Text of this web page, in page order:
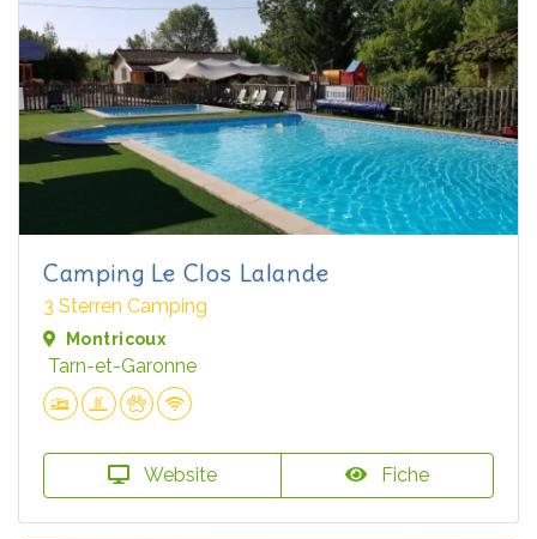
Camping Le Clos Lalande
3 Sterren Camping
Montricoux
Tarn-et-Garonne
Website Fiche